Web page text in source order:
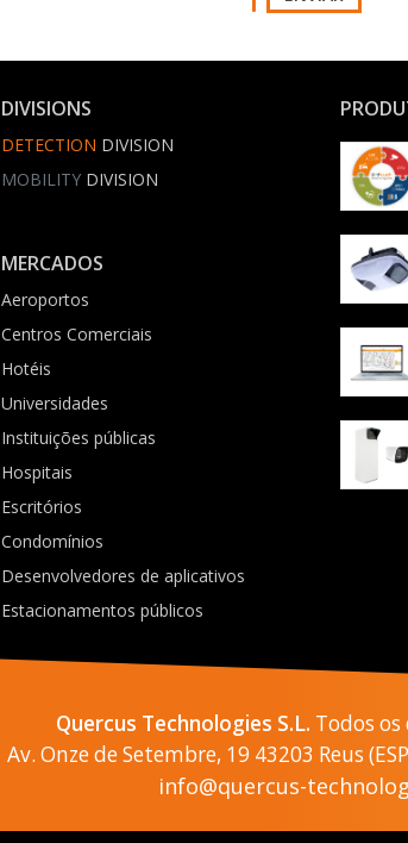
DIVISIONS
DETECTION DIVISION
MOBILITY DIVISION
MERCADOS
Aeroportos
Centros Comerciais
Hotéis
Universidades
Instituições públicas
Hospitais
Escritórios
Condomínios
Desenvolvedores de aplicativos
Estacionamentos públicos
Quercus Technologies S.L. Todos
Av. Onze de Setembre, 19 43203 Reus
info@quercus-